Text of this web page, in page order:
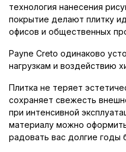
технология нанесения
покрытие делают плитку
офисов и общественных
Payne Creto одинаково
нагрузкам и воздействию
Плитка не теряет
сохраняет свежесть
при интенсивной
материалу можно
радовать вас долгие годы